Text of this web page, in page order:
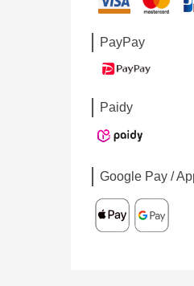
PayPay
Paidy
Google Pay /